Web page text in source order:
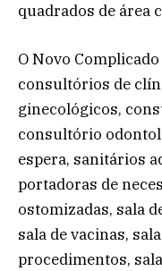
quadrados de área
O Novo
consultórios de
ginecológicos,
consultório
espera, sanitários
portadoras de
ostomizadas, sala
sala de vacinas,
procedimentos,